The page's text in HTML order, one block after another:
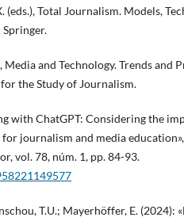
(eds.), Total Journalism. Models,
Springer.
and Technology. Trends and
the Study of Journalism.
with ChatGPT: Considering the
journalism and media
vol. 78, núm. 1, pp. 84-93.
T.U.; Mayerhöffer, E. (2024):